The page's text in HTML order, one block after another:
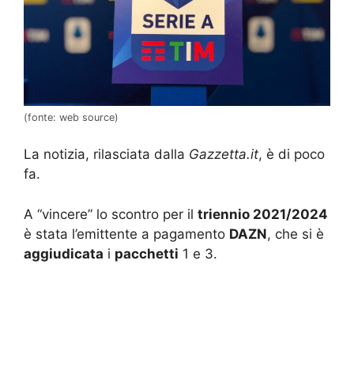
(fonte: web source)
La notizia, rilasciata dalla Gazzetta.it, è di poco
fa.
A “vincere” lo scontro per il triennio 2021/2024
è stata l’emittente a pagamento DAZN, che si è
aggiudicata i pacchetti 1 e 3.